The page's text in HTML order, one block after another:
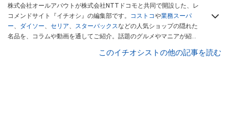
株式会社オールアバウトが株式会社NTTドコモと共同で開設した、レ
コメンドサイト『イチオシ』の編集部です。 コストコや業務スーパ
ー、 ダイソー、 セリア、 スターバックスなどの人気ショップの隠れた
名品を、コラムや動画を通してご紹介。話題のグルメやマニアが紹介
インフルエンサーが実際に使用してレビューしています。毎日トレン
このイチオシストの他の記事を読む